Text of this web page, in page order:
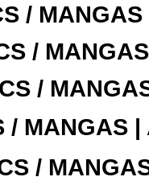
/
/
/
MANGAS |
/